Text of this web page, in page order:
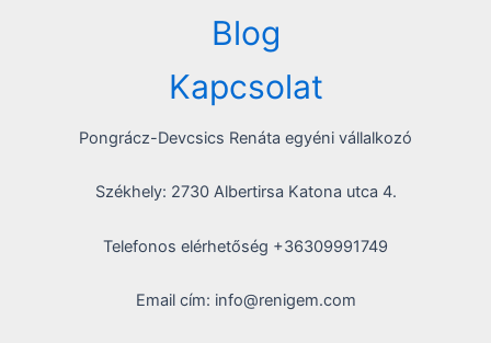
Blog
Kapcsolat
Pongrácz-Devcsics Renáta egyéni vállalkozó
Székhely: 2730 Albertirsa Katona utca 4.
Telefonos elérhetőség +36309991749
Email cím: info@renigem.com